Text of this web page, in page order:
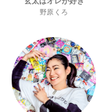
野原くろ